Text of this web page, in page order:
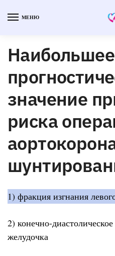
МЕНЮ
Наибольшее
значение
риска
1) фракция изгнания
2) конечно-
желудочка